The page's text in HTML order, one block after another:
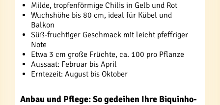
Milde, tropfenförmige Chilis in Gelb und Rot
Wuchshöhe bis 80 cm, ideal für Kübel und
Balkon
Süß-fruchtiger Geschmack mit leicht pfeffriger
Note
Etwa 3 cm große Früchte, ca. 100 pro Pflanze
Aussaat: Februar bis April
Erntezeit: August bis Oktober
Anbau und Pflege: So gedeihen Ihre Biquinho-